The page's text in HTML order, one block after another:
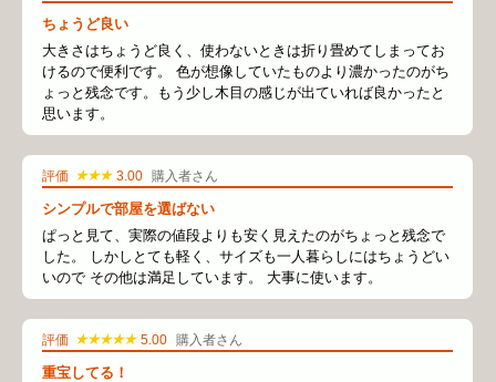
ちょうど良い
大きさはちょうど良く、使わないときは折り畳めてしまってお
けるので便利です。 色が想像していたものより濃かったのがち
ょっと残念です。もう少し木目の感じが出ていれば良かったと
思います。
評価 ★★★ 3.00 購入者さん
シンプルで部屋を選ばない
ぱっと見て、実際の値段よりも安く見えたのがちょっと残念で
した。 しかしとても軽く、サイズも一人暮らしにはちょうどい
いので その他は満足しています。 大事に使います。
評価 ★★★★★ 5.00 購入者さん
重宝してる！